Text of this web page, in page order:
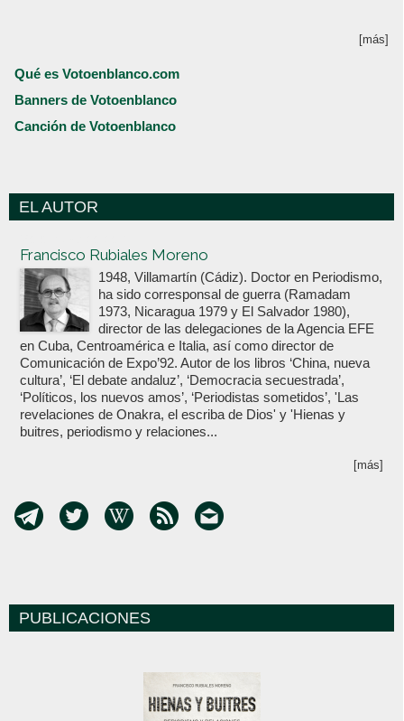
[más]
Qué es Votoenblanco.com
Banners de Votoenblanco
Canción de Votoenblanco
EL AUTOR
Francisco Rubiales Moreno
1948, Villamartín (Cádiz). Doctor en Periodismo,
ha sido corresponsal de guerra (Ramadam
1973, Nicaragua 1979 y El Salvador 1980),
director de las delegaciones de la Agencia EFE
en Cuba, Centroamérica e Italia, así como director de
Comunicación de Expo’92. Autor de los libros ‘China, nueva
cultura’, ‘El debate andaluz’, ‘Democracia secuestrada’,
‘Políticos, los nuevos amos’, ‘Periodistas sometidos’, 'Las
revelaciones de Onakra, el escriba de Dios' y 'Hienas y
buitres, periodismo y relaciones...
[más]
PUBLICACIONES